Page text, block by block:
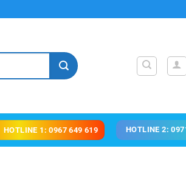
HOTLINE 1: 0967 649 619 HOTLINE 2: